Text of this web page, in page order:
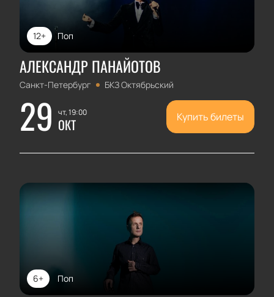
Поп
12+
АЛЕКСАНДР ПАНАЙОТОВ
Санкт-Петербург БКЗ Октябрьский
29 чт, 19:00
ОКТ Купить билеты
Поп
6+